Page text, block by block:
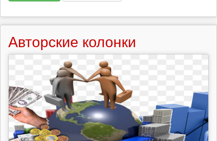
Авторские колонки